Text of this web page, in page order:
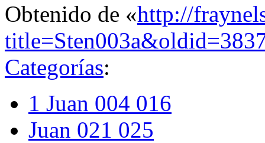
Obtenido de «http://
Categorías:
1 Juan 004 016
Juan 021 025